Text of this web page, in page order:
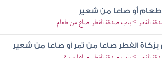
طعام أو صاعا من شعير
الفطر > باب صدقة الفطر صاع من طعام
بزكاة الفطر صاعا من تمر أو صاعا من شعير